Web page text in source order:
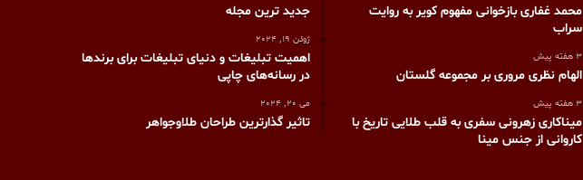
محمد غفاری بازخوانی مفهوم کویر به روایت
سراب
3 هفته پیش
الهام نظری مروری بر مجموعه گلستان
3 هفته پیش
میناکاری زهرونی سفری به قلب طلایی تاریخ با
کاروانی از جنس مینا
جدید ترین مجله
ژوئن 19, 2024
اهمیت تبلیغات و دنیای تبلیغات برای برندها
در رسانه‌های چاپی
می 20, 2024
تاثیر گذارترین طراحان طلاوجواهر